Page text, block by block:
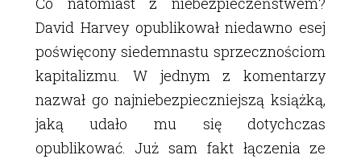
David Harvey opublikował niedawno esej
poświęcony siedemnastu sprzecznościom
kapitalizmu. W jednym z komentarzy
nazwał go najniebezpieczniejszą książką,
jaką udało mu się dotychczas
opublikować. Już sam fakt łączenia ze